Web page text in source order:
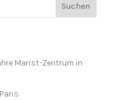
Suchen
Marist-Zentrum in